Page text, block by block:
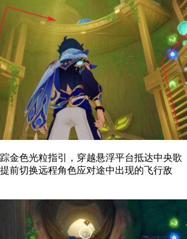
金色光粒指引，穿越悬浮平台抵达中央歌
前切换远程角色应对途中出现的飞行敌